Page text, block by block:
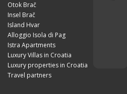
Otok Brač
Insel Brač
Island Hvar
Alloggio Isola di Pag
Istra Apartments
Luxury Villas in Croatia
Luxury properties in Croatia
Travel partners